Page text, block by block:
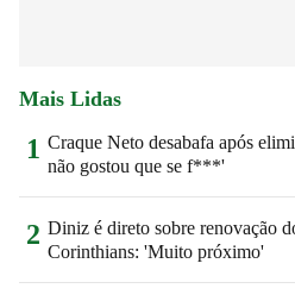
Mais Lidas
1 Craque Neto desabafa após
não gostou que se f***'
2 Diniz é direto sobre renovação
Corinthians: 'Muito próximo'